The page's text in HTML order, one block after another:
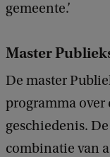
gemeente.’
Master
De master
programma over
geschiedenis.
combinatie van